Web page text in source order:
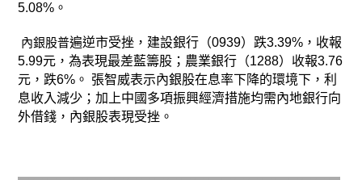
5.08%。
內銀股普遍逆市受挫，建設銀行（0939）跌3.39%，收報
5.99元，為表現最差藍籌股；農業銀行（1288）收報3.76
元，跌6%。 張智威表示內銀股在息率下降的環境下，利
息收入減少；加上中國多項振興經濟措施均需內地銀行向
外借錢，內銀股表現受挫。